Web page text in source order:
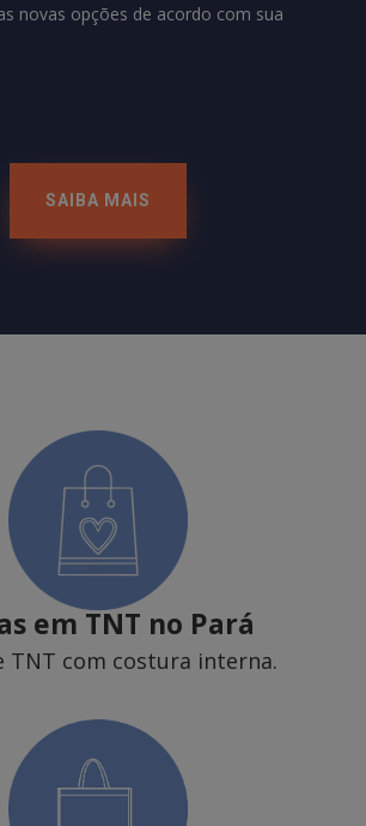
novas opções de acordo com sua
SAIBA MAIS
em TNT no Pará
TNT com costura interna.